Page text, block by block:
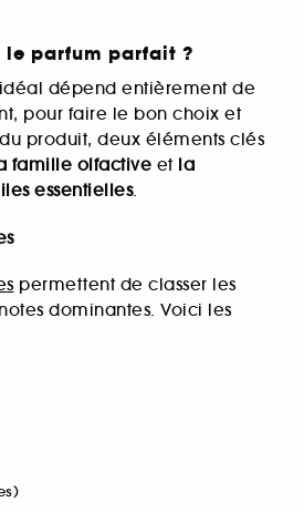
parfum parfait ?
dépend entièrement de
pour faire le bon choix et
produit, deux éléments clés
famille olfactive et la
essentielles.
permettent de classer les
dominantes. Voici les